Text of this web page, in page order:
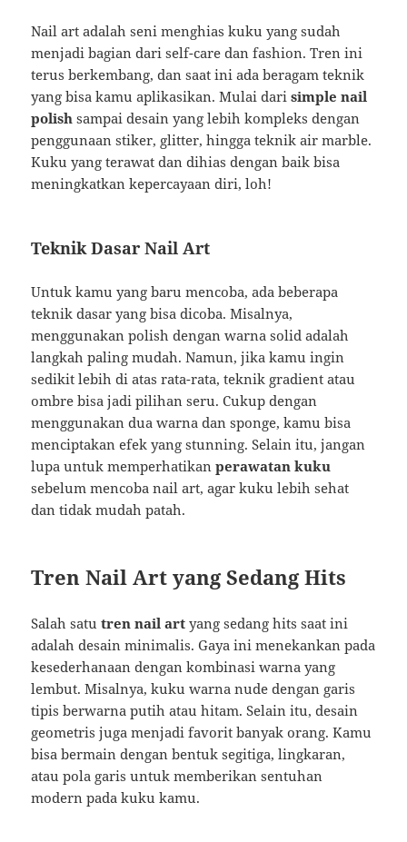
Nail art adalah seni menghias kuku yang sudah
menjadi bagian dari self-care dan fashion. Tren ini
terus berkembang, dan saat ini ada beragam teknik
yang bisa kamu aplikasikan. Mulai darisimple nail
polish sampai desain yang lebih kompleks dengan
penggunaan stiker, glitter, hingga teknik air marble.
Kuku yang terawat dan dihias dengan baik bisa
meningkatkan kepercayaan diri, loh!
Teknik Dasar Nail Art
Untuk kamu yang baru mencoba, ada beberapa
teknik dasar yang bisa dicoba. Misalnya,
menggunakan polish dengan warna solid adalah
langkah paling mudah. Namun, jika kamu ingin
sedikit lebih di atas rata-rata, teknik gradient atau
ombre bisa jadi pilihan seru. Cukup dengan
menggunakan dua warna dan sponge, kamu bisa
menciptakan efek yang stunning. Selain itu, jangan
lupa untuk memperhatikanperawatan kuku
sebelum mencoba nail art, agar kuku lebih sehat
dan tidak mudah patah.
Tren Nail Art yang Sedang Hits
Salah satutren nail art yang sedang hits saat ini
adalah desain minimalis. Gaya ini menekankan pada
kesederhanaan dengan kombinasi warna yang
lembut. Misalnya, kuku warna nude dengan garis
tipis berwarna putih atau hitam. Selain itu, desain
geometris juga menjadi favorit banyak orang. Kamu
bisa bermain dengan bentuk segitiga, lingkaran,
atau pola garis untuk memberikan sentuhan
modern pada kuku kamu.